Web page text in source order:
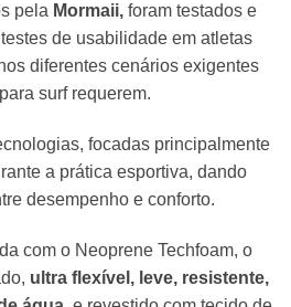
pela Mormaii, foram testados e
de usabilidade em atletas
diferentes cenários exigentes
surf requerem.
focadas principalmente
a prática esportiva, dando
desempenho e conforto.
com o Neoprene Techfoam, o
ultra flexível, leve, resistente,